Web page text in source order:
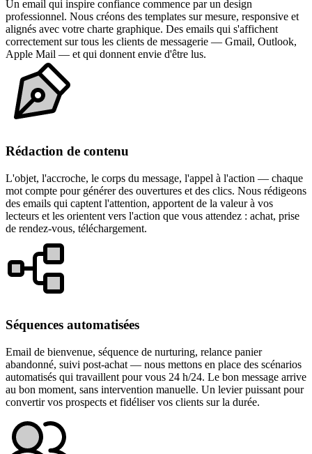
Un email qui inspire confiance commence par un design
professionnel. Nous créons des templates sur mesure, responsive et
alignés avec votre charte graphique. Des emails qui s'affichent
correctement sur tous les clients de messagerie — Gmail, Outlook,
Apple Mail — et qui donnent envie d'être lus.
Rédaction de contenu
L'objet, l'accroche, le corps du message, l'appel à l'action — chaque
mot compte pour générer des ouvertures et des clics. Nous rédigeons
des emails qui captent l'attention, apportent de la valeur à vos
lecteurs et les orientent vers l'action que vous attendez : achat, prise
de rendez-vous, téléchargement.
Séquences automatisées
Email de bienvenue, séquence de nurturing, relance panier
abandonné, suivi post-achat — nous mettons en place des scénarios
automatisés qui travaillent pour vous 24 h/24. Le bon message arrive
au bon moment, sans intervention manuelle. Un levier puissant pour
convertir vos prospects et fidéliser vos clients sur la durée.